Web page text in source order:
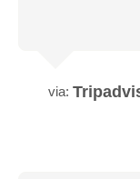
via: